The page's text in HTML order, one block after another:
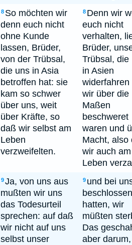
8 So möchten wir
denn euch nicht
ohne Kunde
lassen, Brüder,
von der Trübsal,
die uns in Asia
betroffen hat: sie
kam so schwer
über uns, weit
über Kräfte, so
daß wir selbst am
Leben
verzweifelten.
8 Denn wir
euch nicht
verhalten,
Brüder,
Trübsal, die
in Asien
widerfahren
wir über die
Maßen
beschweret
waren und
Macht, also
wir auch am
Leben
9Ja, von uns aus
mußten wir uns
das Todesurteil
sprechen: auf daß
wir nicht auf uns
selbst unser
9 und bei
beschlossen
hatten, wir
müßten
Das
aber